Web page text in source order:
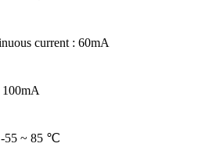
current : 60mA
-55 ~ 85 ℃